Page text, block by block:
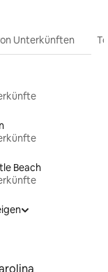
Unterkünften
Beach